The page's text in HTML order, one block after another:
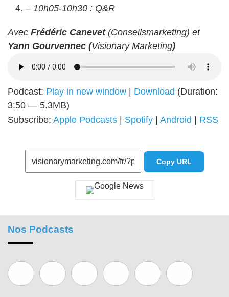
– 10h05-10h30 : Q&R
Avec Frédéric Canevet (Conseilsmarketing) et
Yann Gourvennec (Visionary Marketing)
Podcast: Play in new window Download (Duration:
3:50 — 5.3MB)
Subscribe: Apple Podcasts Spotify Android RSS
Copy URL
Nos Podcasts